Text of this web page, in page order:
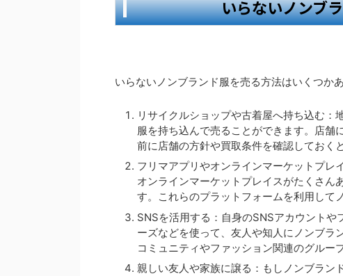
いらないノンブ
いらないノンブランド服を売る方法はいくつか
リサイクルショップや古着屋へ持ち込む：
服を持ち込んで売ることができます。店
前に店舗の方針や買取条件を確認しておく
フリマアプリやオンラインマーケットプレ
オンラインマーケットプレイスがたくさん
す。これらのプラットフォームを利用して
SNSを活用する：自身のSNSアカウントや
ーズなどを使って、友人や知人にノンブラ
コミュニティやファッション関連のグルー
親しい友人や家族に譲る：もしノンブラン